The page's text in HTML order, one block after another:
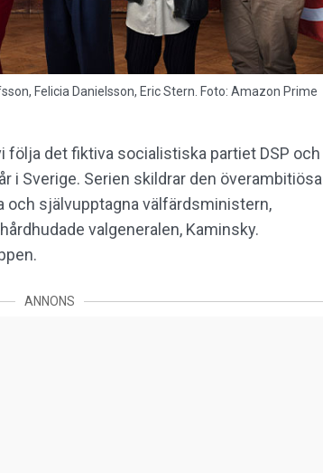
Felicia Danielsson, Eric Stern. Foto: Amazon Prime
följa det fiktiva socialistiska partiet DSP och
i Sverige. Serien skildrar den överambitiösa
och självupptagna välfärdsministern,
valgeneralen, Kaminsky.
ANNONS